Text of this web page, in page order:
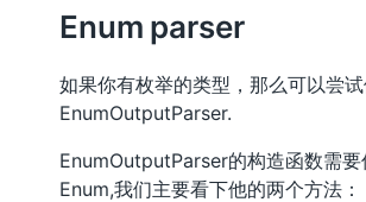
Enum parser
如果你有枚举的类型，那么可以尝
EnumOutputParser.
EnumOutputParser的构造函数需要
Enum,我们主要看下他的两个方法：